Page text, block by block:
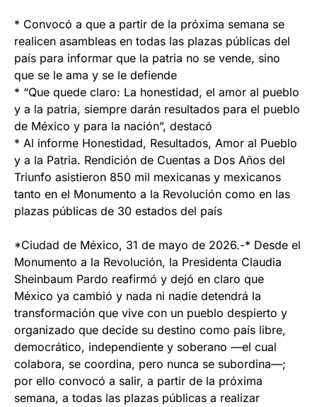
* Convocó a que a partir de la próxima semana se
realicen asambleas en todas las plazas públicas del
país para informar que la patria no se vende, sino
que se le ama y se le defiende
* “Que quede claro: La honestidad, el amor al pueblo
y a la patria, siempre darán resultados para el pueblo
de México y para la nación”, destacó
* Al informe Honestidad, Resultados, Amor al Pueblo
y a la Patria. Rendición de Cuentas a Dos Años del
Triunfo asistieron 850 mil mexicanas y mexicanos
tanto en el Monumento a la Revolución como en las
plazas públicas de 30 estados del país
*Ciudad de México, 31 de mayo de 2026.-* Desde el
Monumento a la Revolución, la Presidenta Claudia
Sheinbaum Pardo reafirmó y dejó en claro que
México ya cambió y nada ni nadie detendrá la
transformación que vive con un pueblo despierto y
organizado que decide su destino como país libre,
democrático, independiente y soberano —el cual
colabora, se coordina, pero nunca se subordina—;
por ello convocó a salir, a partir de la próxima
semana, a todas las plazas públicas a realizar